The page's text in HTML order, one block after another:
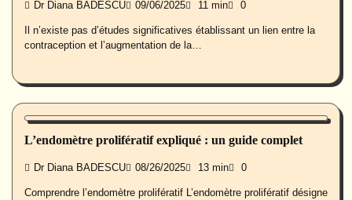
Dr Diana BADESCU 09/06/2025 11 min 0
Il n’existe pas d’études significatives établissant un lien entre la
contraception et l’augmentation de la…
Santé des femmes
L’endomètre prolifératif expliqué : un guide complet
Dr Diana BADESCU 08/26/2025 13 min 0
Comprendre l’endomètre prolifératif L’endomètre prolifératif désigne